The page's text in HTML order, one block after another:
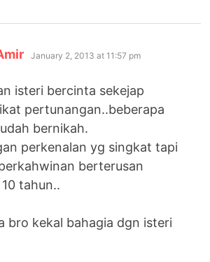
says:
January 2, 2013 at 11:57 pm
isteri bercinta sekejap
pertunangan..beberapa
bernikah.
perkenalan yg singkat tapi
berterusan
tahun..
bro kekal bahagia dgn isteri